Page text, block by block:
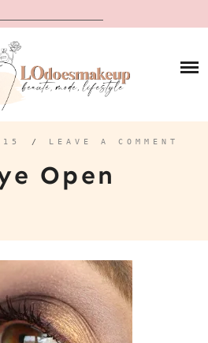
/ LEAVE A COMMENT
Open